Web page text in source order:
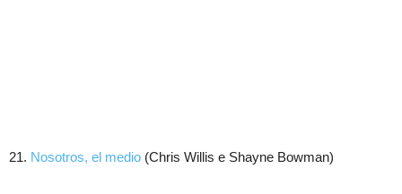
21. Nosotros, el medio (Chris Willis e Shayne Bowman)